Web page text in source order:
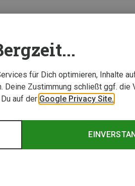
für Dich optimieren, Inhalte
Zustimmung schließt ggf. die
auf der Google Privacy Site.